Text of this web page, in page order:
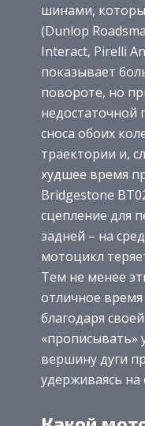
шинами,
(Dunlop
Interact, Pirelli
показывает
повороте, но
недостаточной
сноса обоих
траектории и,
худшее время
Bridgestone
сцепление для
задней – на
мотоцикл
Тем не менее
отличное
благодаря
«прописывать»
вершину дуги
удерживаясь на